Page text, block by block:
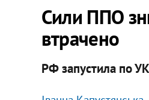
Сили ППО
втрачено
РФ запустила по